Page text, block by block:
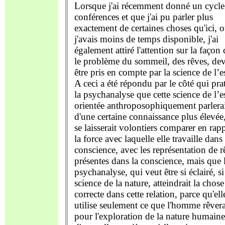
Lorsque j'ai récemment donné un
conférences et que j'ai pu parler plus
exactement de certaines choses qu'ici,
j'avais moins de temps disponible, j'ai
également attiré l'attention sur la façon
le problème du sommeil, des rêves,
être pris en compte par la science de
A ceci a été répondu par le côté qui
la psychanalyse que cette science de
orientée anthroposophiquement
d'une certaine connaissance plus
se laisserait volontiers comparer en
la force avec laquelle elle travaille dans
conscience, avec les représentation de
présentes dans la conscience, mais que
psychanalyse, qui veut être si éclairé,
science de la nature, atteindrait la chose
correcte dans cette relation, parce
utilise seulement ce que l'homme
pour l'exploration de la nature humaine